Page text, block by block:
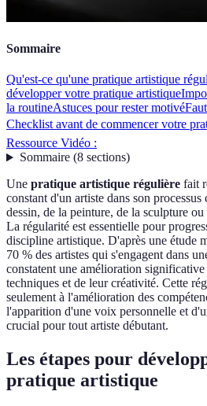
Sommaire
Qu'est-ce qu'une pratique artistique
développer votre pratique artistique
la routineAstuces pour rester motivé
Checklist avant de commencer votre
Ressource Vidéo :
Sommaire(8 sections)
Une pratique artistique régulière fait
constant d'un artiste dans son
dessin, de la peinture, de la sculpture
La régularité est essentielle pour
discipline artistique. D'après une étude
70 % des artistes qui s'engagent dans
constatent une amélioration significative
techniques et de leur créativité. Cette
seulement à l'amélioration des
l'apparition d'une voix personnelle et
crucial pour tout artiste débutant.
Les étapes pour
pratique artistique